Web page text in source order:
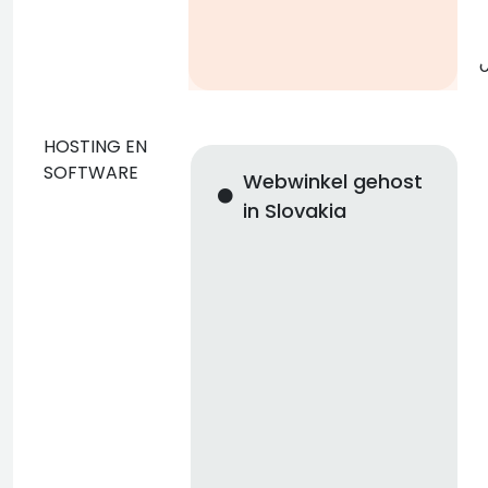
HOSTING EN
SOFTWARE
Webwinkel gehost
in Slovakia